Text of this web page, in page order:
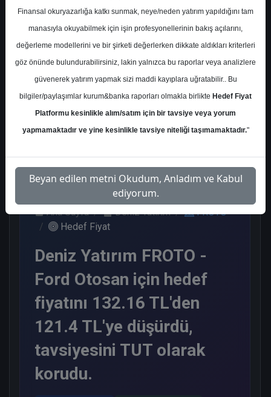
Ortalama Getiri Potansiyeli
Kurum Sayısı
20
10 3
Üstü Get.
5
Yok
2
Ana Sayfa Deniz Yatırım
FROTO
Hedef Fiyat
Deniz Yatırım FROTO -
Ford Otosan için hedef
fiyatını 132.16 TL'den
121.4 TL'ye düşürdü,
tavsiyesini TUT olarak
korudu.
Finansal okuryazarlığa katkı sunmak, neye/neden yatırım yapıldığını tam
manasıyla okuyabilmek için işin profesyonellerinin bakış açılarını,
değerleme modellerini ve bir şirketi değerlerken dikkate aldıkları kriterleri
göz önünde bulundurabilirsiniz, lakin yalnızca bu raporlar veya analizlere
güvenerek yatırım yapmak sizi maddi kayıplara uğratabilir.. Bu
bilgiler/paylaşımlar kurum&banka raporları olmakla birlikte Hedef Fiyat
Platformu kesinlikle alım/satım için bir tavsiye veya yorum
yapmamaktadır ve yine kesinlikle tavsiye niteliği taşımamaktadır."
Beyan edilen metni Okudum, Anladım ve Kabul
ediyorum.